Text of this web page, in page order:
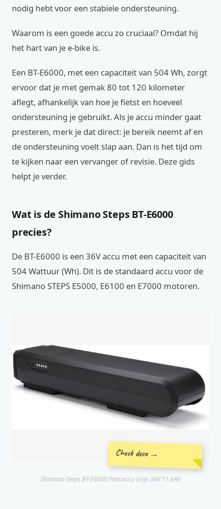
nodig hebt voor een stabiele ondersteuning.
Waarom is een goede accu zo cruciaal? Omdat hij
het hart van je e-bike is.
Een BT-E6000, met een capaciteit van 504 Wh, zorgt
ervoor dat je met gemak 80 tot 120 kilometer
aflegt, afhankelijk van hoe je fietst en hoeveel
ondersteuning je gebruikt. Als je accu minder gaat
presteren, merk je dat direct: je bereik neemt af en
de ondersteuning voelt slap aan. Dan is het tijd om
te kijken naar een vervanger of revisie. Deze gids
helpt je verder.
Wat is de Shimano Steps BT-E6000
precies?
De BT-E6000 is een 36V accu met een capaciteit van
504 Wattuur (Wh). Dit is de standaard accu voor de
Shimano STEPS E5000, E6100 en E7000 motoren.
Check deze →
Shimano Steps BT-E6000 Fietsaccu Grijs 36V 11.6Ah